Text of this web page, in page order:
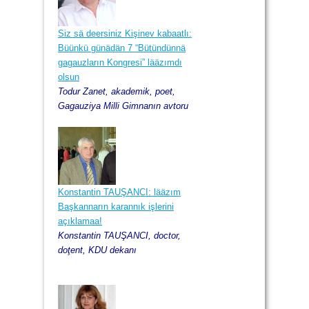
2013, Kirez ay, 29
Siz sä deersiniz Kişinev kabaatlı:
Büünkü günädän 7 “Bütündünnä
gagauzların Kongresi” lääzımdı
olsun
Todur Zanet, akademik, poet,
Gagauziya Milli Gimnanın avtoru
Konstantin TAUŞANCI: lääzım
Başkannarın karannık işlerini
açıklamaa!
Konstantin TAUŞANCI, doctor,
doţent, KDU dekanı